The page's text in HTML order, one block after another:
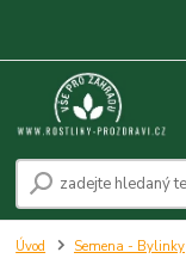
Úvod Semena - Bylinky